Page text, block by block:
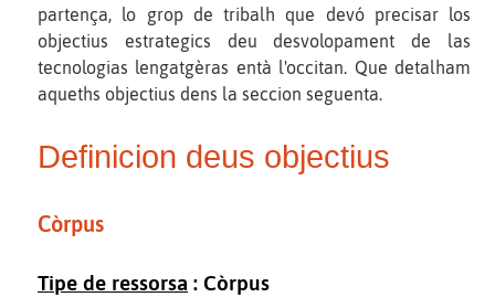
partença, lo grop de tribalh que devó precisar los
objectius estrategics deu desvolopament de las
tecnologias lengatgèras entà l'occitan. Que detalham
aqueths objectius dens la seccion seguenta.
Definicion deus objectius
Còrpus
Tipe de ressorsa : Còrpus